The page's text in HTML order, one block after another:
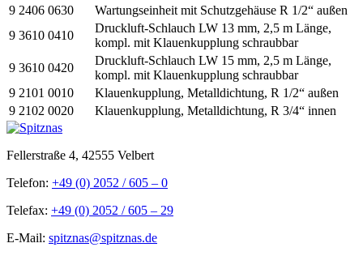
9 2406 0630
Wartungseinheit mit Schutzgehäuse R 1/2“ außen
9 3610 0410
Druckluft-Schlauch LW 13 mm, 2,5 m Länge,
kompl. mit Klauenkupplung schraubbar
9 3610 0420
Druckluft-Schlauch LW 15 mm, 2,5 m Länge,
kompl. mit Klauenkupplung schraubbar
9 2101 0010
Klauenkupplung, Metalldichtung, R 1/2“ außen
9 2102 0020
Klauenkupplung, Metalldichtung, R 3/4“ innen
Fellerstraße 4, 42555 Velbert
Telefon: +49 (0) 2052 / 605 – 0
Telefax: +49 (0) 2052 / 605 – 29
E-Mail: spitznas@spitznas.de